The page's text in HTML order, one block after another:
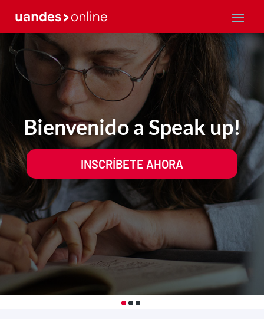
Bienvenido a Speak up!
INSCRÍBETE AHORA